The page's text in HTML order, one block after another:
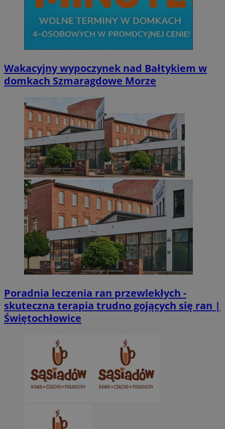
Wakacyjny wypoczynek nad Bałtykiem w
domkach Szmaragdowe Morze
Poradnia leczenia ran przewlekłych -
skuteczna terapia trudno gojących się ran |
Świętochłowice